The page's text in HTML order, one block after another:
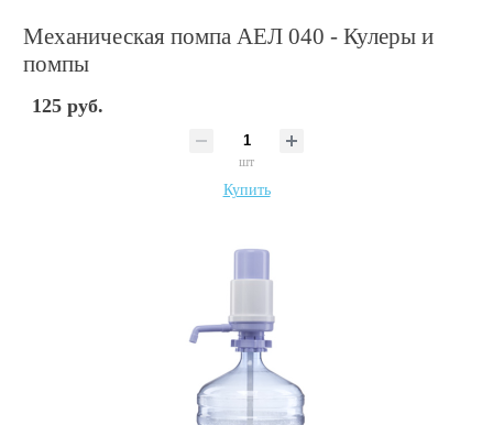
Механическая помпа АЕЛ 040 - Кулеры и
помпы
125 руб.
шт
Купить